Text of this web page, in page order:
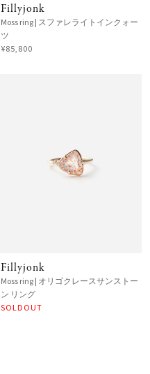
Fillyjonk
Moss ring | スファレライトインクォー
ツ
¥85,800
Fillyjonk
Moss ring | オリゴクレースサンストー
ン リング
SOLDOUT